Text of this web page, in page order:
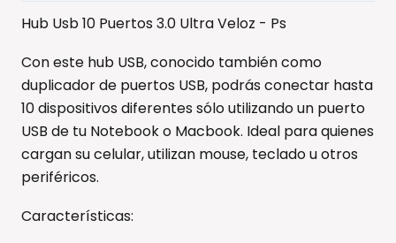
Hub Usb 10 Puertos 3.0 Ultra Veloz - Ps
Con este hub USB, conocido también como
duplicador de puertos USB, podrás conectar hasta
10 dispositivos diferentes sólo utilizando un puerto
USB de tu Notebook o Macbook. Ideal para quienes
cargan su celular, utilizan mouse, teclado u otros
periféricos.
Características: